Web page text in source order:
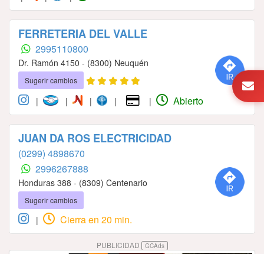
FERRETERIA DEL VALLE
2995110800
Dr. Ramón 4150 - (8300) Neuquén
Sugerir cambios
| | | | | Abierto
JUAN DA ROS ELECTRICIDAD
(0299) 4898670
2996267888
Honduras 388 - (8309) Centenario
Sugerir cambios
| Cierra en 20 min.
PUBLICIDAD GCAds